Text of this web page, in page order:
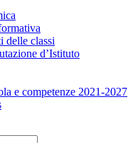
delle classi
d’Istituto
e competenze 2021-2027